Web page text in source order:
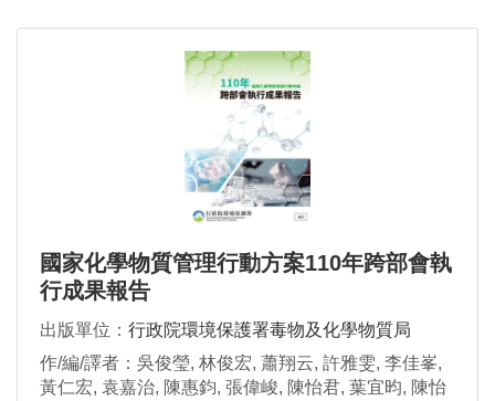
國家化學物質管理行動方案110年跨部會執
行成果報告
出版單位： 行政院環境保護署毒物及化學物質局
作/編/譯者：吳俊瑩, 林俊宏, 蕭翔云, 許雅雯, 李佳峯,
黃仁宏, 袁嘉治, 陳惠鈞, 張偉峻, 陳怡君, 葉宜昀, 陳怡